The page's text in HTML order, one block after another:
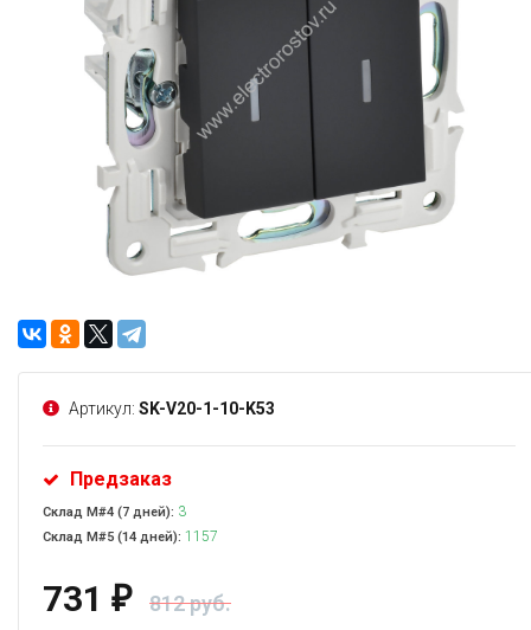
Артикул: SK-V20-1-10-K53
Предзаказ
Склад М#4 (7 дней): 3
Склад М#5 (14 дней): 1157
731 ₽ 812 руб.